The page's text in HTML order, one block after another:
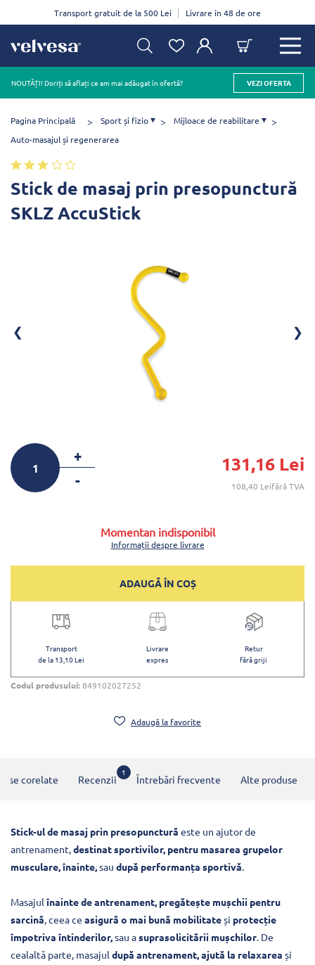
Transport gratuit de la 500 Lei Livrare în 48 de ore
NOUTĂȚI! Doriți să aflați ce am mai adăugat în ofertă? VEZI OFERTA
Pagina Principală Sport și fizio
Mijloace de reabilitare
Auto-masajul și regenerarea
Stick de masaj prin presopunctură
SKLZ AccuStick
+
-
131,16 Lei
108,40 Leifără TVA
Momentan indisponibil
Informații despre livrare
ADAUGĂ ÎN COȘ
Transport
de la 13,10 Lei
Livrare
expres
Retur
fără griji
Codul produsului:849102027252
Adaugă la favorite
corelate Recenzii
1
Întrebări frecvente Alte produse
Stick-ul de masaj prin presopunctură este un ajutor de
antrenament,destinat sportivilor, pentru masarea grupelor
musculare, înainte,sau după performanța sportivă.
Masajul înainte de antrenament, pregătește mușchii pentru
sarcină, ceea ce asigură o mai bună mobilitateși protecție
împotriva întinderilor,sau asuprasolicitării mușchilor. De
cealaltă parte, masajul după antrenament, ajută la relaxarea și